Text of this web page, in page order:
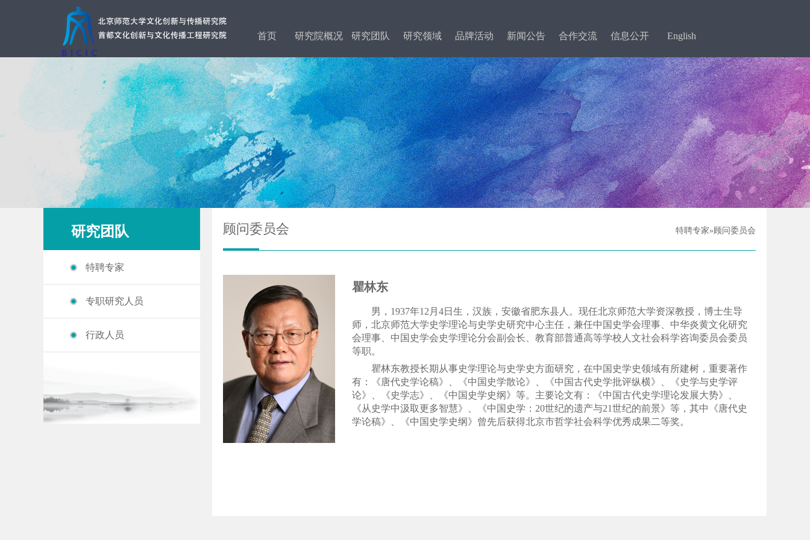
首页 研究院概况 研究团队 研究领域 品牌活动 新闻公告 合作交流 信息公开 English
研究团队
特聘专家
专职研究人员
行政人员
顾问委员会 特聘专家»顾问委员会
瞿林东
男， 1937年12月4日生，汉族，安徽省肥东县人。现任北京师范大学资深教授，博士生导
师，北京师范大学史学理论与史学史研究中心主任，兼任中国史学会理事、中华炎黄文化研究
会理事、中国史学会史学理论分会副会长、教育部普通高等学校人文社会科学咨询委员会委员
等职。
瞿林东教授长期从事史学理论与史学史方面研究，在中国史学史领域有所建树，重要著作
有：《唐代史学论稿》、《中国史学散论》、《中国古代史学批评纵横》、《史学与史学评
论》、《史学志》、《中国史学史纲》等。主要论文有：《中国古代史学理论发展大势》、
《从史学中汲取更多智慧》、《中国史学： 20世纪的遗产与21世纪的前景》等，其中《唐代史
学论稿》、《中国史学史纲》曾先后获得北京市哲学社会科学优秀成果二等奖。